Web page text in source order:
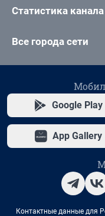
Статистика
Все города сети
Google Play
App Gallery
Контактные данные для